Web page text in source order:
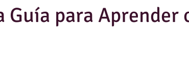
Historias de Éxito Online
Guía para Aprender